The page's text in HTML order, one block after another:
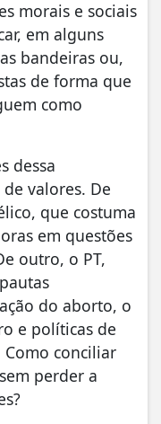
morais e sociais
em alguns
bandeiras ou,
de forma que
como
dessa
valores. De
que costuma
em questões
outro, o PT,
do aborto, o
e políticas de
conciliar
perder a